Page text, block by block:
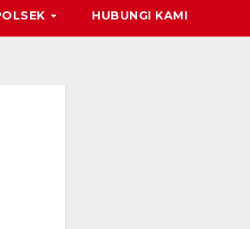
HUBUNGI KAMI